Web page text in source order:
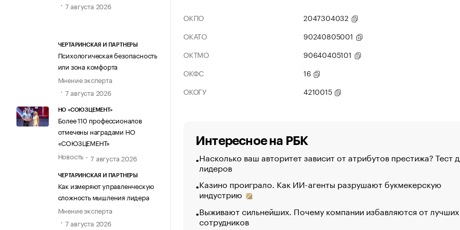
7 августа 2026
ЧЕРТАРИНСКАЯ И ПАРТНЕРЫ
Психологическая безопасность
или зона комфорта
Мнение эксперта
7 августа 2026
НО «СОЮЗЦЕМЕНТ»
Более 110 профессионалов
отмечены наградами НО
«СОЮЗЦЕМЕНТ»
Новость
7 августа 2026
ЧЕРТАРИНСКАЯ И ПАРТНЕРЫ
Как измеряют управленческую
сложность мышления лидера
Мнение эксперта
7 августа 2026
ОКПО
2047304032
ОКАТО
90240805001
ОКТМО
90640405101
ОКФС
16
ОКОГУ
4210015
Интересное на РБК
Насколько ваш авторитет зависит от атрибутов престижа? Тест
лидеров
Казино проиграло. Как ИИ-агенты разрушают букмекерскую
индустрию
Выживают сильнейших. Почему компании избавляются от лучших
сотрудников